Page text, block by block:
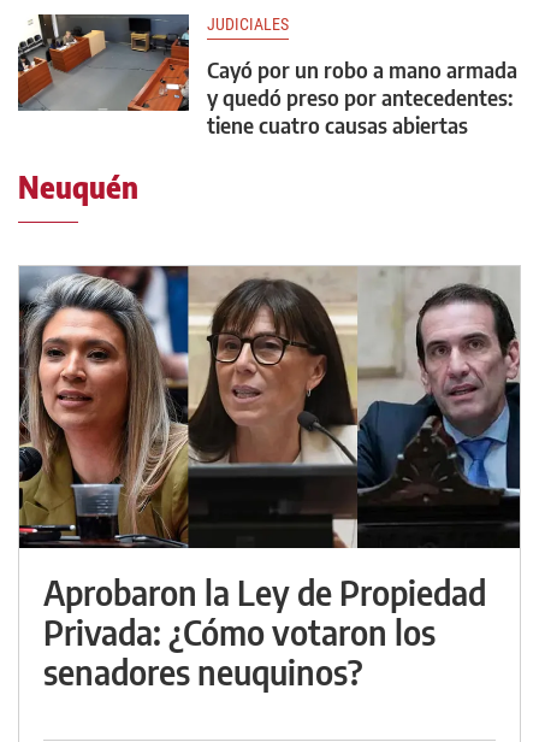
JUDICIALES
Cayó por un robo a mano armada
y quedó preso por antecedentes:
tiene cuatro causas abiertas
Neuquén
Aprobaron la Ley de Propiedad
Privada: ¿Cómo votaron los
senadores neuquinos?